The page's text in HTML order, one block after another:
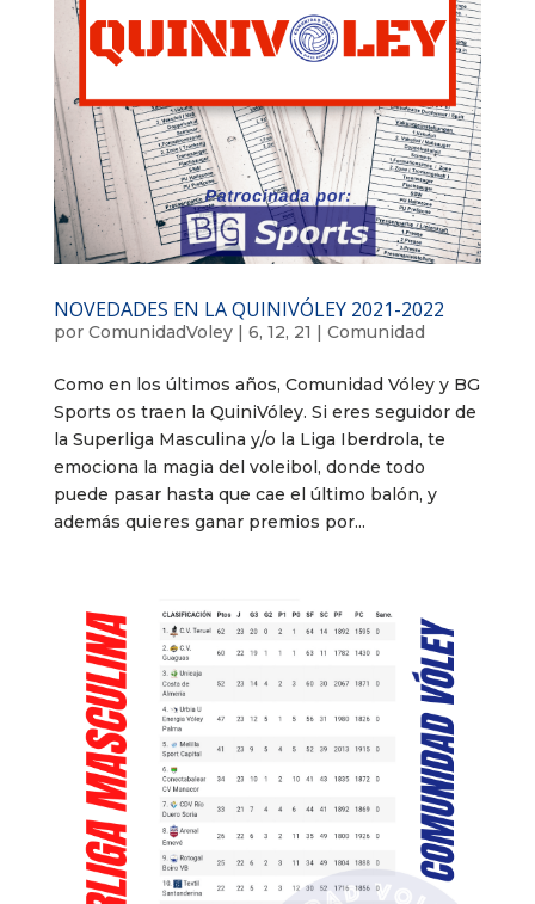
NOVEDADES EN LA QUINIVÓLEY 2021-2022
por ComunidadVoley| 6, 12, 21 | Comunidad
Como en los últimos años, Comunidad Vóley y BG
Sports os traen la QuiniVóley. Si eres seguidor de
la Superliga Masculina y/o la Liga Iberdrola, te
emociona la magia del voleibol, donde todo
puede pasar hasta que cae el último balón, y
además quieres ganar premios por...